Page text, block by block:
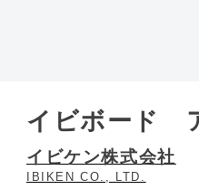
イビボード
イビケン株式会社
IBIKEN CO., LTD.